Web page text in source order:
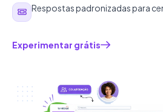
Respostas padronizadas para
Experimentar grátis